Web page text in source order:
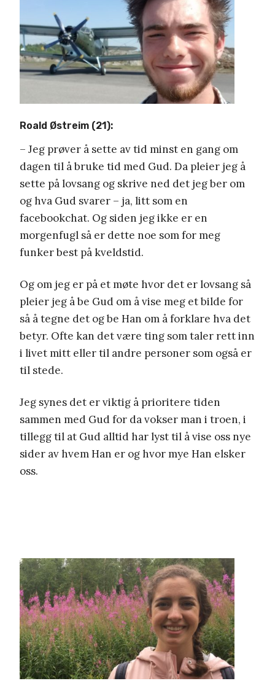
Roald Østreim (21):
– Jeg prøver å sette av tid minst en gang om
dagen til å bruke tid med Gud. Da pleier jeg å
sette på lovsang og skrive ned det jeg ber om
og hva Gud svarer – ja, litt som en
facebookchat. Og siden jeg ikke er en
morgenfugl så er dette noe som for meg
funker best på kveldstid.
Og om jeg er på et møte hvor det er lovsang så
pleier jeg å be Gud om å vise meg et bilde for
så å tegne det og be Han om å forklare hva det
betyr. Ofte kan det være ting som taler rett inn
i livet mitt eller til andre personer som også er
til stede.
Jeg synes det er viktig å prioritere tiden
sammen med Gud for da vokser man i troen, i
tillegg til at Gud alltid har lyst til å vise oss nye
sider av hvem Han er og hvor mye Han elsker
oss.